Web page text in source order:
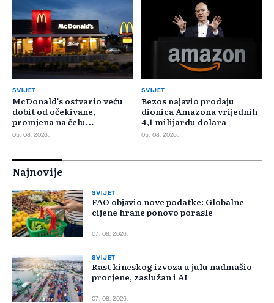
SVIJET
McDonald's ostvario veću
dobit od očekivane,
promjena na čelu
poslovanja u SAD-u
05. 08. 2026.
SVIJET
Bezos najavio prodaju
dionica Amazona vrijednih
4,1 milijardu dolara
05. 08. 2026.
Najnovije
SVIJET
FAO objavio nove podatke: Globalne
cijene hrane ponovo porasle
07. 08. 2026.
SVIJET
Rast kineskog izvoza u julu nadmašio
procjene, zaslužan i AI
07. 08. 2026.